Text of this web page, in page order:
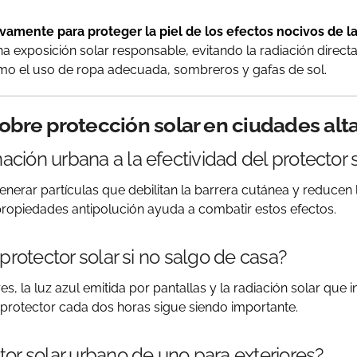
para proteger la piel de los efectos nocivos de
exposición solar responsable, evitando la radiación
el uso de ropa adecuada, sombreros y gafas de sol.
protección solar en ciudades
urbana a la efectividad del protector
partículas que debilitan la barrera cutánea y
antipolución ayuda a combatir estos efectos.
solar si no salgo de casa?
la luz azul emitida por pantallas y la radiación solar que
cada dos horas sigue siendo importante.